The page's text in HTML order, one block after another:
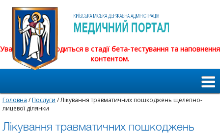
Увага! Сайт знаходиться в стадії бета-тестування та наповнення
контентом.
Головна /Послуги / Лікування травматичних пошкоджень щелепно-
лицевої ділянки
Лікування травматичних пошкоджень